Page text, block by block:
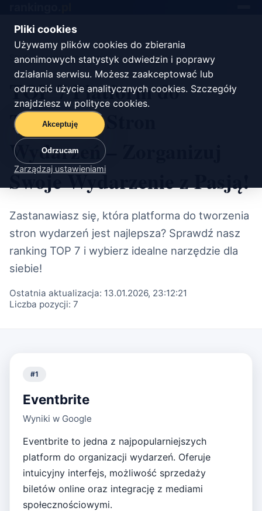
Pliki cookies
Używamy plików cookies do zbierania
anonimowych statystyk odwiedzin i poprawy
działania serwisu. Możesz zaakceptować lub
odrzucić użycie analitycznych cookies. Szczegóły
znajdziesz w polityce cookies.
Akceptuję
Odrzucam
Zarządzaj ustawieniami
Start/oprogramowanie
TOP 7 Platform do
Tworzenia Stron
Wydarzeń – Zorganizuj
Swoje Wydarzenie z Pasją!
Zastanawiasz się, która platforma do tworzenia
stron wydarzeń jest najlepsza? Sprawdź nasz
ranking TOP 7 i wybierz idealne narzędzie dla
siebie!
Ostatnia aktualizacja: 13.01.2026, 23:12:21
Liczba pozycji: 7
#1
Eventbrite
Wyniki w Google
Eventbrite to jedna z najpopularniejszych
platform do organizacji wydarzeń. Oferuje
intuicyjny interfejs, możliwość sprzedaży
biletów online oraz integrację z mediami
społecznościowymi.